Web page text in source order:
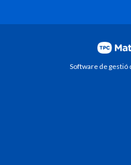
Software de gestió